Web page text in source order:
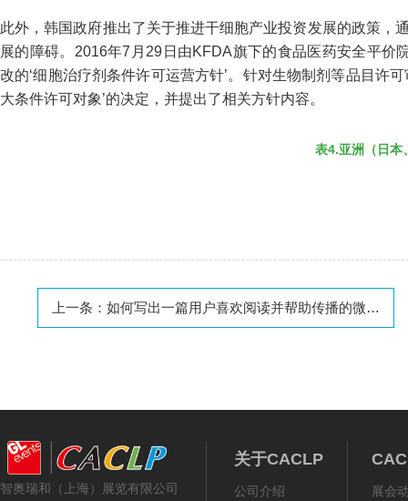
此外，韩国政府推出了关于推进干细胞产业投资发展的政策，
展的障碍。2016年7月29日由KFDA旗下的食品医药安全平价
改的‘细胞治疗剂条件许可运营方针’。针对生物制剂等品目许
大条件许可对象’的决定，并提出了相关方针内容。
表4.亚洲（日本
上一条： 如何写出一篇用户喜欢阅读并帮助传播的微信营销文案
智奥瑞和（上海）展览有限公司
关于CACLP
公司介绍
展会